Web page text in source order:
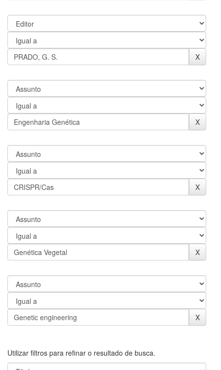
Utilizar filtros para refinar o resultado de busca.